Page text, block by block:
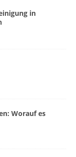
in
Worauf es